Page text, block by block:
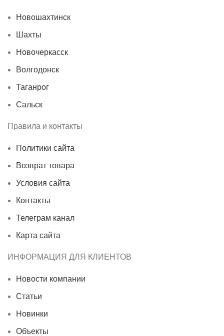
Новошахтинск
Шахты
Новочеркасск
Волгодонск
Таганрог
Сальск
Правила и контакты
Политики сайта
Возврат товара
Условия сайта
Контакты
Телеграм канал
Карта сайта
ИНФОРМАЦИЯ ДЛЯ КЛИЕНТОВ
Новости компании
Статьи
Новинки
Объекты